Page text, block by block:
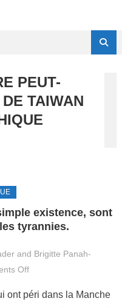
PEUT-
TAIWAN
existence, sont
tyrannies.
and Brigitte Panah-
Offon
démocraties,
ont péri dans la Manche